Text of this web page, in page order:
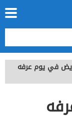
في يوم عرفه